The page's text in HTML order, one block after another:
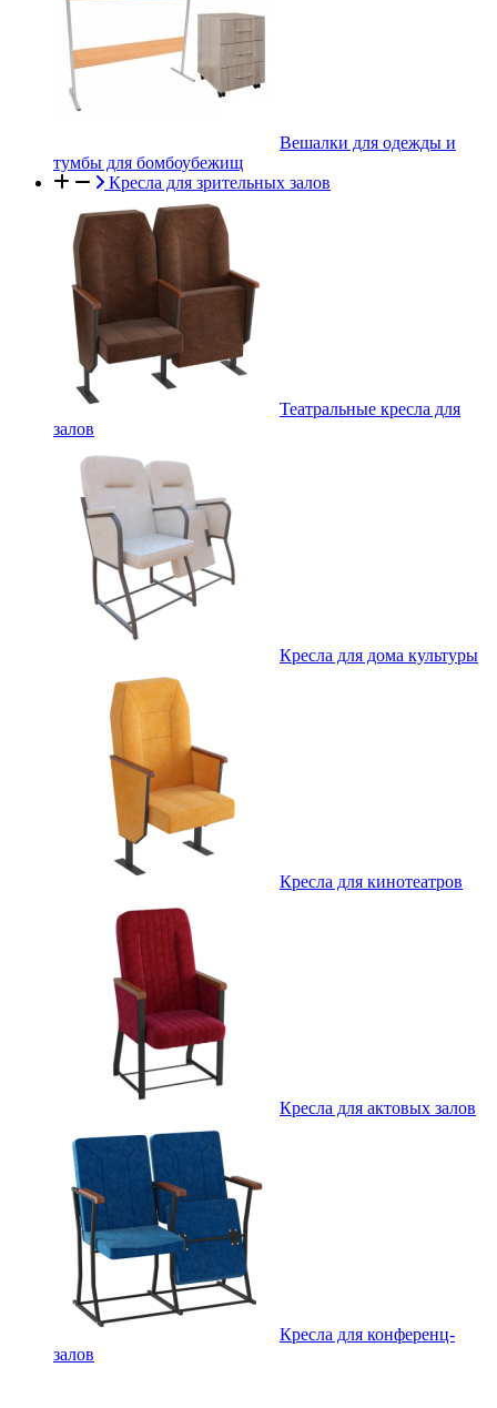
Вешалки для одежды и
тумбы для бомбоубежищ
Кресла для зрительных залов
Театральные кресла для
залов
Кресла для дома культуры
Кресла для кинотеатров
Кресла для актовых залов
Кресла для конференц-
залов